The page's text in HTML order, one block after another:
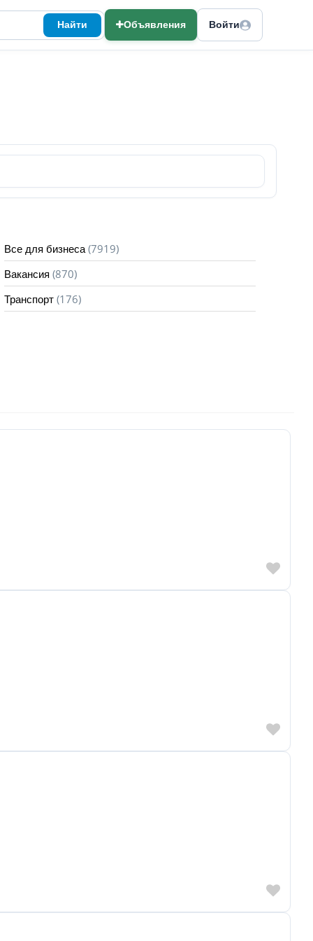
Найти Объявления Войти
Все для бизнеса (7919)
Вакансия (870)
Транспорт (176)